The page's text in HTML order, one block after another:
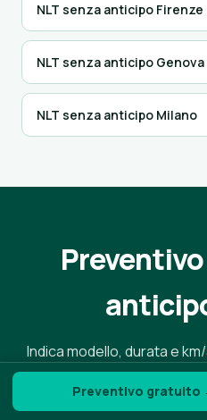
NLT senza anticipo Firenze
NLT senza anticipo Genova
NLT senza anticipo Milano
Preventivo
Indica modello, durata e
canone reale a 0€ di
Preventivo gratuito